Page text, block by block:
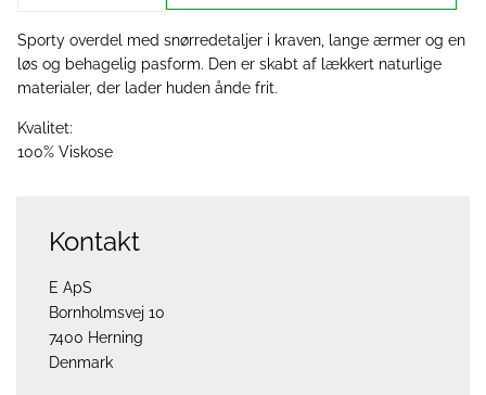
Sporty overdel med snørredetaljer i kraven, lange ærmer og en
løs og behagelig pasform. Den er skabt af lækkert naturlige
materialer, der lader huden ånde frit.
Kvalitet:
100% Viskose
Kontakt
E ApS
Bornholmsvej 10
7400 Herning
Denmark